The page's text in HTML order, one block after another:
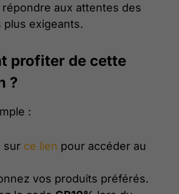
aux attentes des
plus exigeants.
profiter de cette
?
:
sur ce lien pour accéder au
vos produits préférés.